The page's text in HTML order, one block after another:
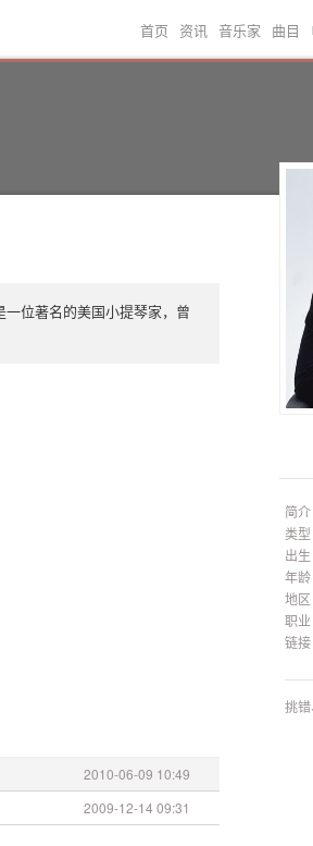
首页 资讯 音乐家 曲目
位著名的美国小提琴家，曾
2010-06-09 10:49
2009-12-14 09:31
简介
类型
出生
年龄
地区
职业
链接
挑错